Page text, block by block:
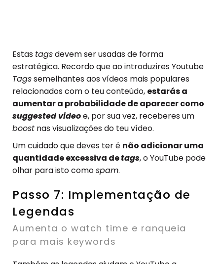
Estas tagsdevem ser usadas de forma
estratégica. Recordo que ao introduzires Youtube
Tagssemelhantes aos vídeos mais populares
relacionados com o teu conteúdo, estarás a
aumentar a probabilidade de aparecer como
suggested videoe, por sua vez, receberes um
boost nas visualizações do teu vídeo.
Um cuidado que deves ter é não adicionar uma
quantidade excessiva detags, o YouTube pode
olhar para isto comospam.
Passo 7: Implementação de
Legendas
Aumenta o watch time e ranqueia
para mais keywords